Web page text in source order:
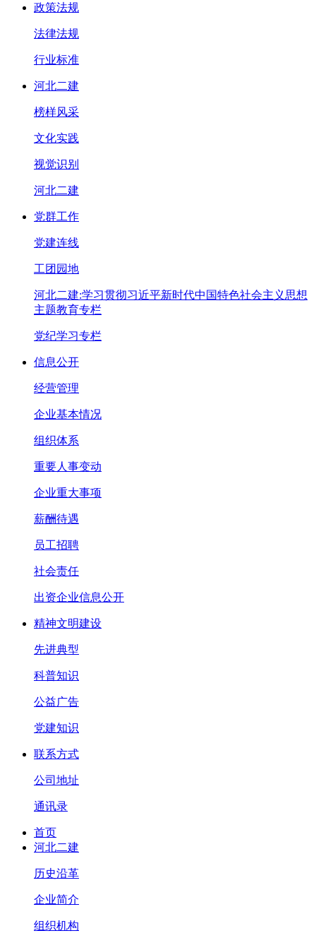
政策法规
法律法规
行业标准
河北二建
榜样风采
文化实践
视觉识别
河北二建
党群工作
党建连线
工团园地
河北二建:学习贯彻习近平新时代中国特色社会主义思想
主题教育专栏
党纪学习专栏
信息公开
经营管理
企业基本情况
组织体系
重要人事变动
企业重大事项
薪酬待遇
员工招聘
社会责任
出资企业信息公开
精神文明建设
先进典型
科普知识
公益广告
党建知识
联系方式
公司地址
通讯录
首页
河北二建
历史沿革
企业简介
组织机构